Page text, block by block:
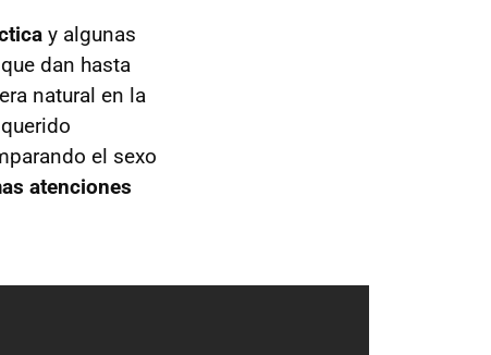
y algunas
dan hasta
natural en la
el sexo
atenciones